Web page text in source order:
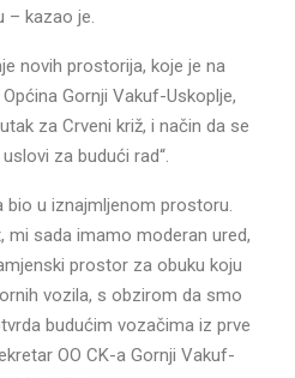
– kazao je.
novih prostorija, koje je na
Gornji Vakuf-Uskoplje,
za Crveni križ, i način da se
za budući rad“.
bio u iznajmljenom prostoru.
mi sada imamo moderan ured,
prostor za obuku koju
vozila, s obzirom da smo
budućim vozačima iz prve
OO CK-a Gornji Vakuf-